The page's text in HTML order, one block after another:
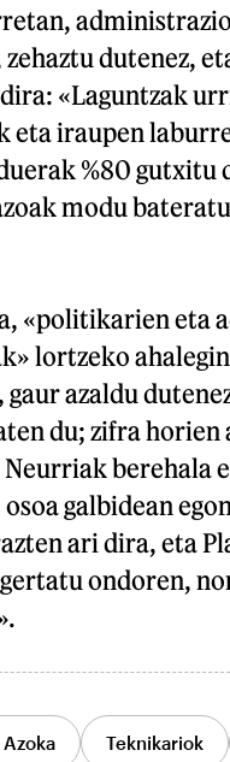
dutenez,
«Laguntzak
eta iraupen
%80 gutxitu
modu
«politikarien eta
lortzeko
azaldu
du; zifra
Neurriak berehala
galbidean
ari dira, eta
ondoren,
Teknikariok